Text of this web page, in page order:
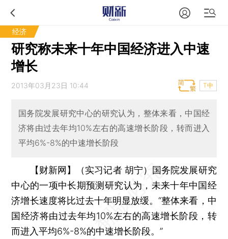
经济
研究称未来十年中国经济进入中速
增长
2013年03月23日 10:44 T中
国务院发展研究中心的研究认为，整体来看，中国经
济将由过去年均10%左右的高速增长阶段，转而进入
平均6%-8%的中速增长阶段
【财新网】（实习记者 胡宁） 国务院发展研究
中心的一项中长期预测研究认为，未来十年中国经
济增长速度将比过去十年明显放缓。“整体来看，中
国经济将由过去年均10%左右的高速增长阶段，转
而进入平均6%-8%的中速增长阶段。”